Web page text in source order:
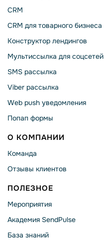
CRM
CRM для товарного бизнеса
Конструктор лендингов
Мультиссылка для соцсетей
SMS рассылка
Viber рассылка
Web push уведомления
Попап формы
О КОМПАНИИ
Команда
Отзывы клиентов
ПОЛЕЗНОЕ
Мероприятия
Академия SendPulse
База знаний